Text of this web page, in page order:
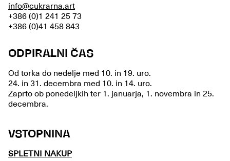
info@cukrarna.art
+386 (0)1 241 25 73
+386 (0)41 458 843
ODPIRALNI ČAS
Od torka do nedelje med 10. in 19. uro.
24. in 31. decembra med 10. in 14. uro.
Zaprto ob ponedeljkih ter 1. januarja, 1. novembra in 25.
decembra.
VSTOPNINA
SPLETNI NAKUP